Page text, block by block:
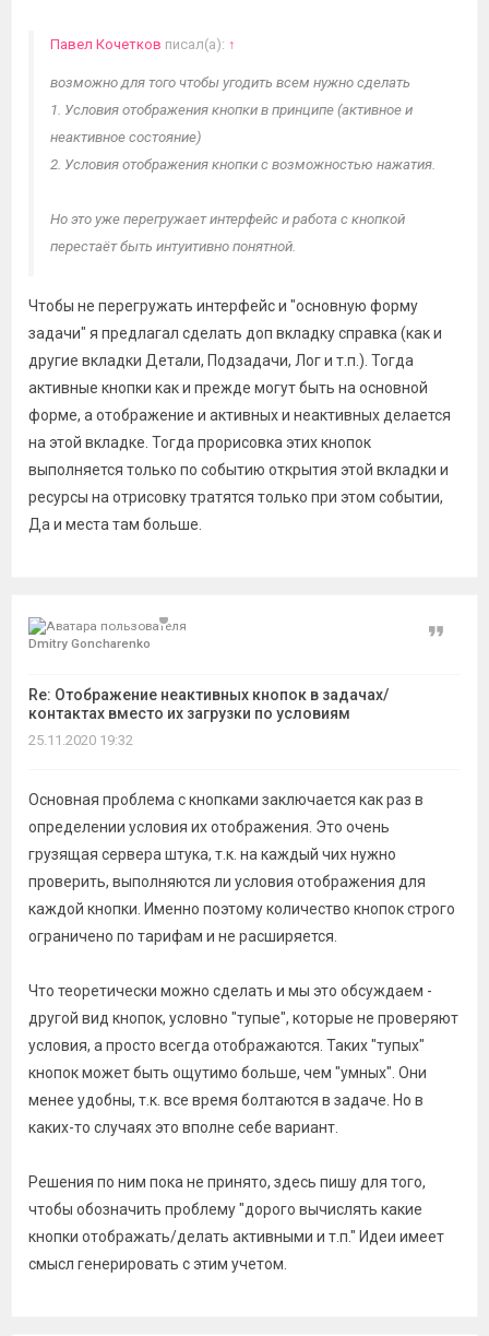
Павел Кочетков писал(а): ↑
возможно для того чтобы угодить всем нужно сделать
1. Условия отображения кнопки в принципе (активное и
неактивное состояние)
2. Условия отображения кнопки с возможностью нажатия.
Но это уже перегружает интерфейс и работа с кнопкой
перестаёт быть интуитивно понятной.
Чтобы не перегружать интерфейс и "основную форму
задачи" я предлагал сделать доп вкладку справка (как и
другие вкладки Детали, Подзадачи, Лог и т.п.). Тогда
активные кнопки как и прежде могут быть на основной
форме, а отображение и активных и неактивных делается
на этой вкладке. Тогда прорисовка этих кнопок
выполняется только по событию открытия этой вкладки и
ресурсы на отрисовку тратятся только при этом событии,
Да и места там больше.
Dmitry Goncharenko
Re: Отображение неактивных кнопок в задачах/
контактах вместо их загрузки по условиям
Цитата
25.11.2020 19:32
Основная проблема с кнопками заключается как раз в
определении условия их отображения. Это очень
грузящая сервера штука, т.к. на каждый чих нужно
проверить, выполняются ли условия отображения для
каждой кнопки. Именно поэтому количество кнопок строго
ограничено по тарифам и не расширяется.
Что теоретически можно сделать и мы это обсуждаем -
другой вид кнопок, условно "тупые", которые не проверяют
условия, а просто всегда отображаются. Таких "тупых"
кнопок может быть ощутимо больше, чем "умных". Они
менее удобны, т.к. все время болтаются в задаче. Но в
каких-то случаях это вполне себе вариант.
Решения по ним пока не принято, здесь пишу для того,
чтобы обозначить проблему "дорого вычислять какие
кнопки отображать/делать активными и т.п." Идеи имеет
смысл генерировать с этим учетом.